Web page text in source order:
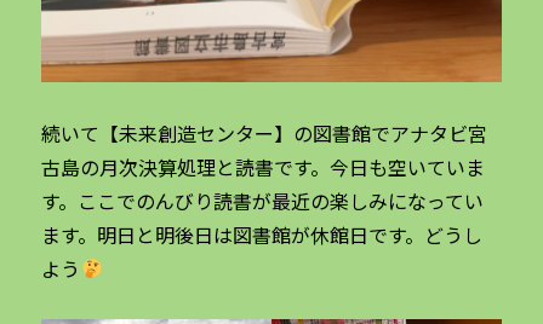
続いて【未来創造センター】の図書館でアナタビ宮
古島の月次決算処理と読書です。今日も空いていま
す。ここでのんびり読書が最近の楽しみになってい
ます。明日と明後日は図書館が休館日です。どうし
よう